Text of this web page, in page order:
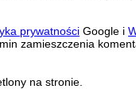
prywatności Google i
zamieszczenia
na stronie.